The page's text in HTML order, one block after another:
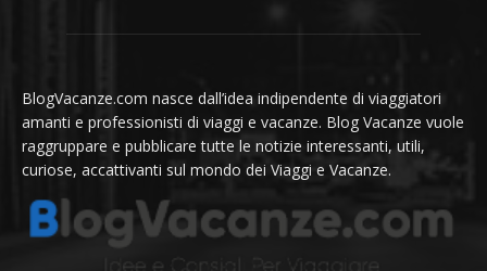
BlogVacanze.com nasce dall’idea indipendente di viaggiatori
amanti e professionisti di viaggi e vacanze. Blog Vacanze vuole
raggruppare e pubblicare tutte le notizie interessanti, utili,
curiose, accattivanti sul mondo dei Viaggi e Vacanze.